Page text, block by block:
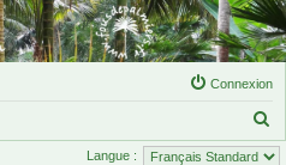
Connexion
e
Langue :